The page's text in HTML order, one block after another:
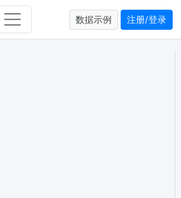
数据示例 注册/登录